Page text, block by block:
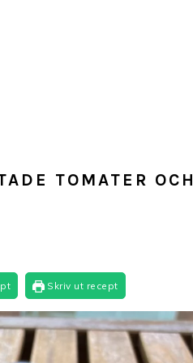
TOMATER OCH
Skriv ut recept